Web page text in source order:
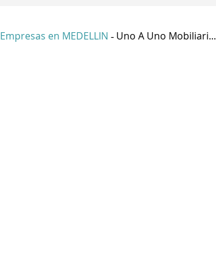
Empresas en MEDELLIN - Uno A Uno Mobiliari...